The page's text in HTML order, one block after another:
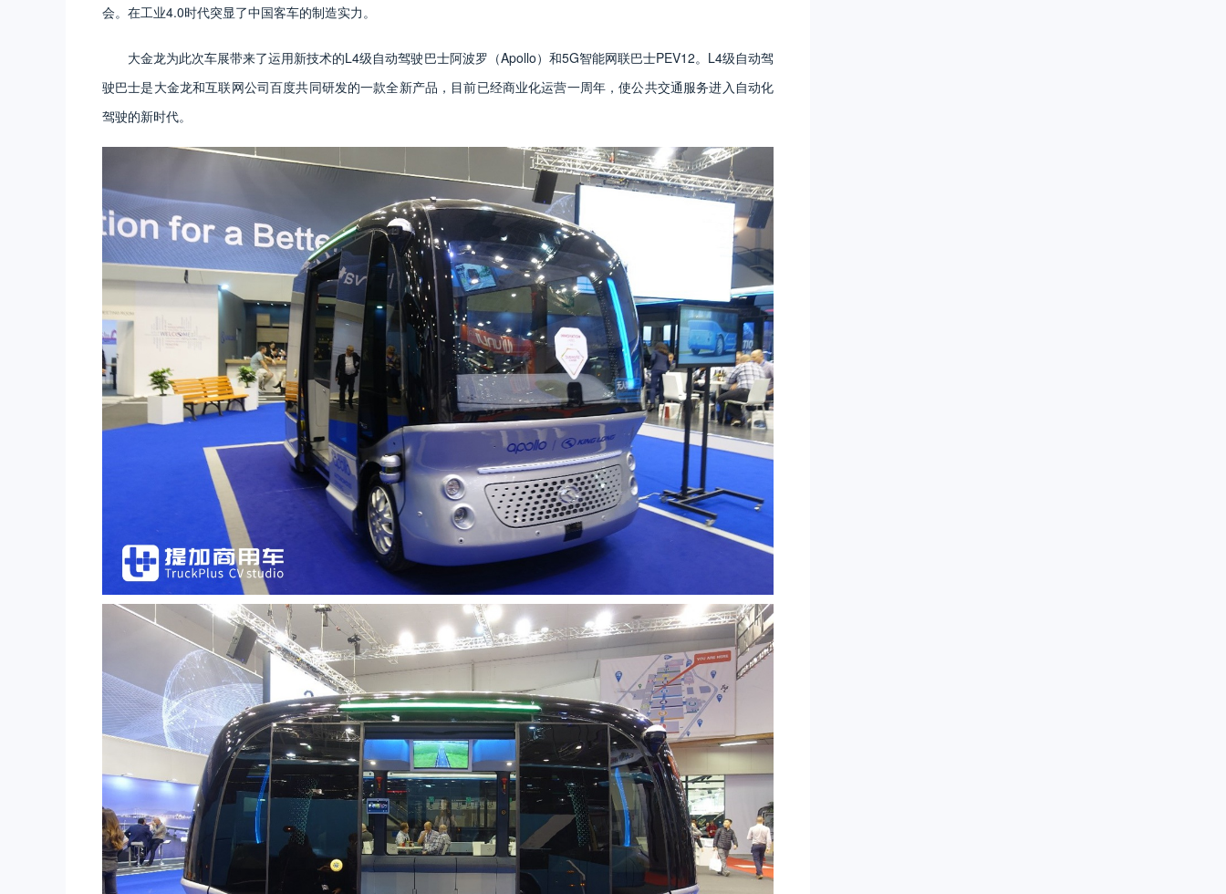
会。在工业4.0时代突显了中国客车的制造实力。
大金龙为此次车展带来了运用新技术的L4级自动驾驶巴士阿波罗（Apollo）和5G智能网联巴士PEV12。L4级自动驾
驶巴士是大金龙和互联网公司百度共同研发的一款全新产品，目前已经商业化运营一周年，使公共交通服务进入自动化
驾驶的新时代。